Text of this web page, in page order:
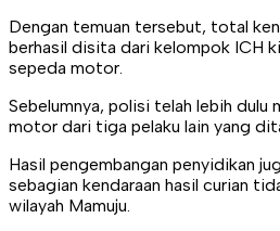
Dengan temuan tersebut, total
berhasil disita dari kelompok ICH
sepeda motor.
Sebelumnya, polisi telah lebih dulu
motor dari tiga pelaku lain yang
Hasil pengembangan penyidikan
sebagian kendaraan hasil curian
wilayah Mamuju.